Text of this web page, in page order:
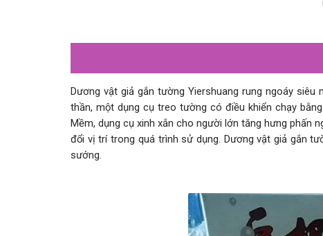
Dương vật giả gắn tường Yiershuang rung ngoáy
thần, một dụng cụ treo tường có điều khiển chạy
Mềm, dụng cụ xinh xắn cho người lớn tăng hưng phấn
đổi vị trí trong quá trình sử dụng. Dương vật giả gắn
sướng.